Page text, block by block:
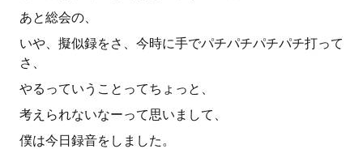
あと総会の、
いや、擬似録をさ、今時に手でパチパチパチパチ打って
さ、
やるっていうことってちょっと、
考えられないなーって思いまして、
僕は今日録音をしました。